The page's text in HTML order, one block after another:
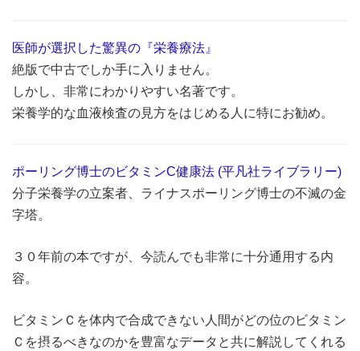
医師が選択した驚異の『栄養療法』
絶版で中古でしか手に入りません。
しかし、非常にわかりやすい名著です。
栄養学的な血液検査の見方をはじめる人に特にお勧め。
ポーリング博士のビタミンC健康法 (平凡社ライブラリー)
分子栄養学の立案者、ライナスポーリング博士の不滅の金
字塔。
３０年前の本ですが、今読んでも非常に十分通用する内
容。
ビタミンＣを体内で合成できない人間がどの位のビタミン
Ｃを摂るべきなのかを豊富なデータと共に解説してくれる